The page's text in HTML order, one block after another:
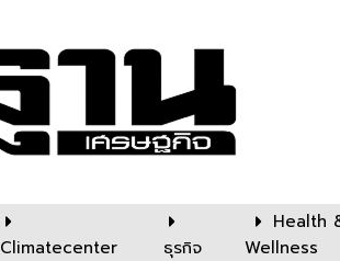
Climatecenter ธุรกิจ
Health
Wellness